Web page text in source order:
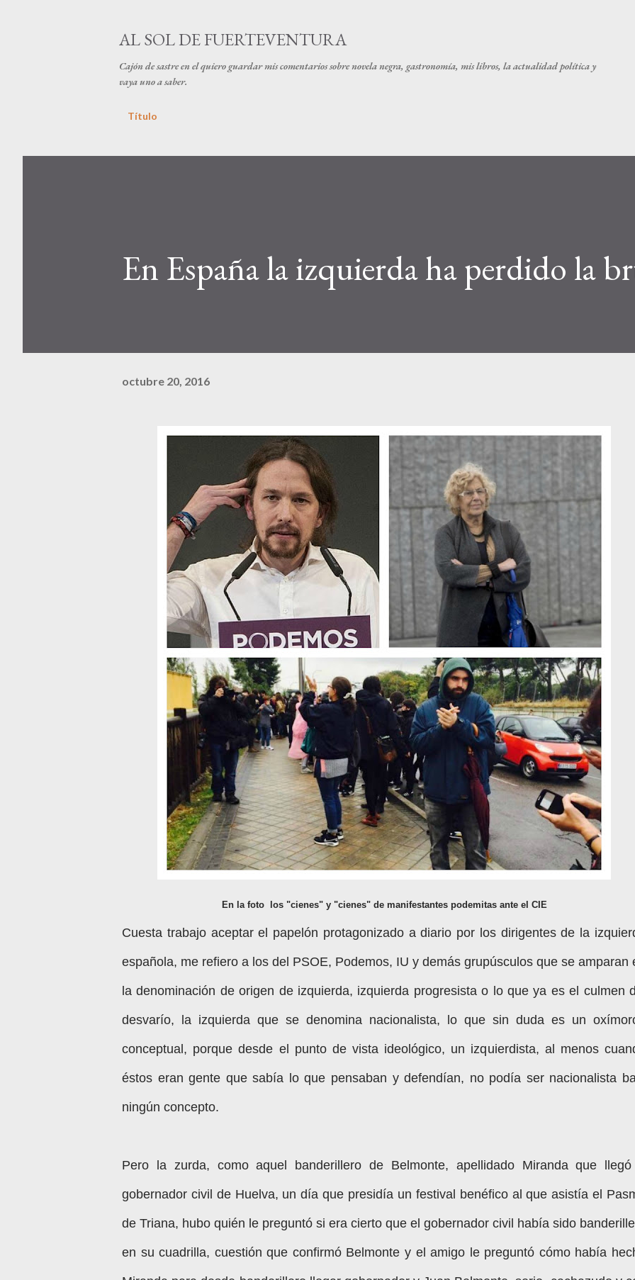
AL SOL DE FUERTEVENTURA
Cajón de sastre en el quiero guardar mis comentarios sobre novela negra, gastronomía, mis libros, la actualidad política y
vaya uno a saber.
Título
En España la izquierda ha perdido la
octubre 20, 2016
En la foto los "cienes" y "cienes" de manifestantes podemitas ante el CIE
Cuesta trabajo aceptar el papelón protagonizado a diario por los dirigentes de la
española, me refiero a los del PSOE, Podemos, IU y demás grupúsculos que se amparan
la denominación de origen de izquierda, izquierda progresista o lo que ya es el culmen
desvarío, la izquierda que se denomina nacionalista, lo que sin duda es un
conceptual, porque desde el punto de vista ideológico, un izquierdista, al menos
éstos eran gente que sabía lo que pensaban y defendían, no podía ser nacionalista
ningún concepto.
Pero la zurda, como aquel banderillero de Belmonte, apellidado Miranda que
gobernador civil de Huelva, un día que presidía un festival benéfico al que asistía el
de Triana, hubo quién le preguntó si era cierto que el gobernador civil había sido
en su cuadrilla, cuestión que confirmó Belmonte y el amigo le preguntó cómo había